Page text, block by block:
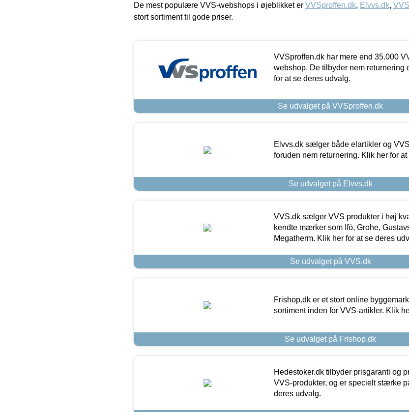
De mest populære VVS-webshops i øjeblikket er VVSproffen.dk, Elvvs.dk,
stort sortiment til gode priser.
VVSproffen.dk har mere end 35.000
webshop. De tilbyder nem returnering
for at se deres udvalg.
Se udvalget på VVSproffen.dk
Elvvs.dk sælger både elartikler og
foruden nem returnering. Klik her for
Se udvalget på Elvvs.dk
VVS.dk sælger VVS produkter i høj
kendte mærker som Ifö, Grohe,
Megatherm. Klik her for at se deres
Se udvalget på VVS.dk
Frishop.dk er et stort online
sortiment inden for VVS-artikler. Klik
Se udvalget på Frishop.dk
Hedestoker.dk tilbyder prisgaranti og
VVS-produkter, og er specielt stærke
deres udvalg.